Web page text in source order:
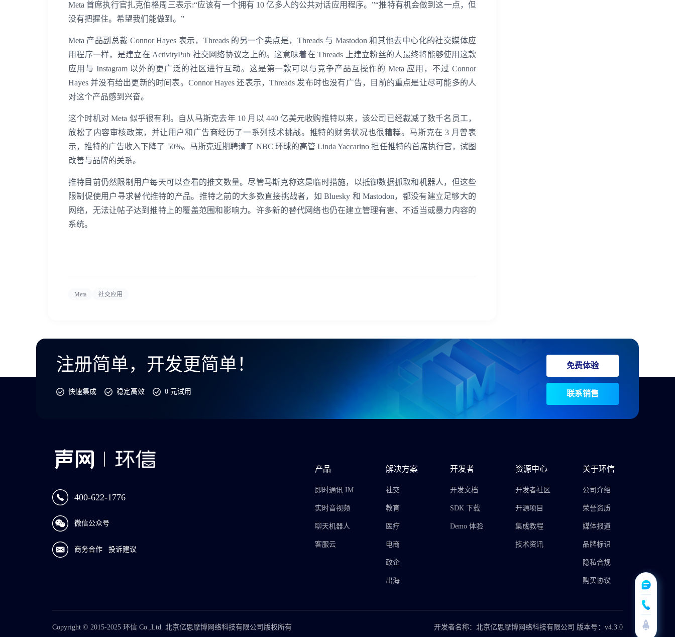
Meta 首席执行官扎克伯格周三表示:“应该有一个拥有 10 亿多人的公共对话应用程序。”“推特有机会做到这一点，但
没有把握住。希望我们能做到。”
Meta 产品副总裁 Connor Hayes 表示，Threads 的另一个卖点是，Threads 与 Mastodon 和其他去中心化的社交媒体应
用程序一样，是建立在 ActivityPub 社交网络协议之上的。这意味着在 Threads 上建立粉丝的人最终将能够使用这款
应用与 Instagram 以外的更广泛的社区进行互动。这是第一款可以与竞争产品互操作的 Meta 应用，不过 Connor
Hayes 并没有给出更新的时间表。Connor Hayes 还表示，Threads 发布时也没有广告，目前的重点是让尽可能多的人
对这个产品感到兴奋。
这个时机对 Meta 似乎很有利。自从马斯克去年 10 月以 440 亿美元收购推特以来，该公司已经裁减了数千名员工，
放松了内容审核政策，并让用户和广告商经历了一系列技术挑战。推特的财务状况也很糟糕。马斯克在 3 月曾表
示，推特的广告收入下降了 50%。马斯克近期聘请了 NBC 环球的高管 Linda Yaccarino 担任推特的首席执行官，试图
改善与品牌的关系。
推特目前仍然限制用户每天可以查看的推文数量。尽管马斯克称这是临时措施，以抵御数据抓取和机器人，但这些
限制促使用户寻求替代推特的产品。推特之前的大多数直接挑战者，如 Bluesky 和 Mastodon，都没有建立足够大的
网络，无法让帖子达到推特上的覆盖范围和影响力。许多新的替代网络也仍在建立管理有害、不适当或暴力内容的
系统。
Meta 社交应用
注册简单，开发更简单！
快速集成 稳定高效 0 元试用
免费体验
联系销售
400-622-1776
微信公众号
商务合作 投诉建议
产品
即时通讯 IM
实时音视频
聊天机器人
客服云
解决方案
社交
教育
医疗
电商
政企
出海
开发者
开发文档
SDK 下载
Demo 体验
资源中心
开发者社区
开源项目
集成教程
技术资讯
关于环信
公司介绍
荣誉资质
媒体报道
品牌标识
隐私合规
购买协议
Copyright © 2015-2025 环信 Co.,Ltd. 北京亿思摩博网络科技有限公司版权所有 开发者名称：北京亿思摩博网络科技有限公司 版本号：v4.3.0
我已阅读并同意 通讯云服务条款和通讯云隐私政策
登录即时通讯云
登录客服云